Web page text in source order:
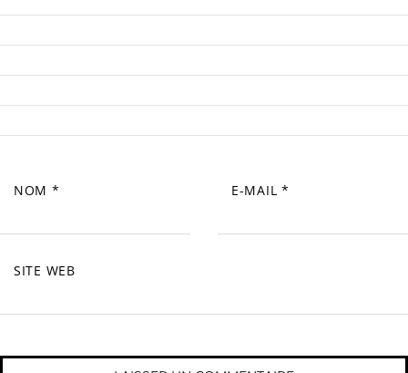
NOM * E-MAIL *
SITE WEB